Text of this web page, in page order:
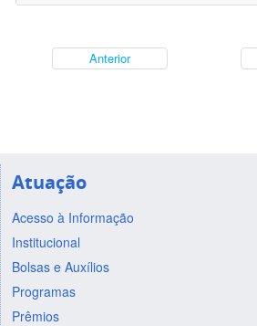
Anterior
Atuação
Acesso à Informação
Institucional
Bolsas e Auxílios
Programas
Prêmios